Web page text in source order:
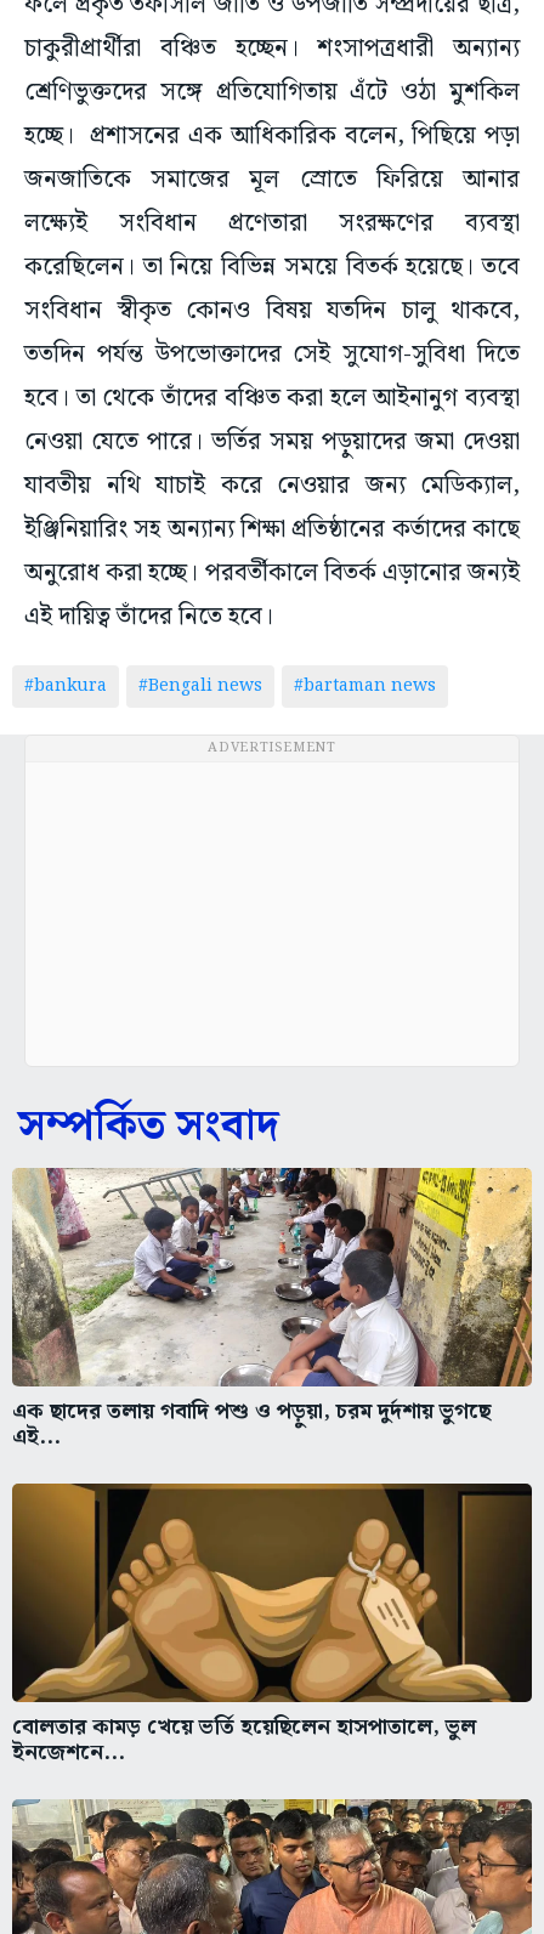
চাকুরীপ্রার্থীরা বঞ্চিত হচ্ছেন। শংসাপত্রধারী অন্যান্য
শ্রেণিভুক্তদের সঙ্গে প্রতিযোগিতায় এঁটে ওঠা মুশকিল
হচ্ছে। প্রশাসনের এক আধিকারিক বলেন, পিছিয়ে পড়া
জনজাতিকে সমাজের মূল স্রোতে ফিরিয়ে আনার
লক্ষ্যেই সংবিধান প্রণেতারা সংরক্ষণের ব্যবস্থা
করেছিলেন। তা নিয়ে বিভিন্ন সময়ে বিতর্ক হয়েছে। তবে
সংবিধান স্বীকৃত কোনও বিষয় যতদিন চালু থাকবে,
ততদিন পর্যন্ত উপভোক্তাদের সেই সুযোগ-সুবিধা দিতে
হবে। তা থেকে তাঁদের বঞ্চিত করা হলে আইনানুগ ব্যবস্থা
নেওয়া যেতে পারে। ভর্তির সময় পড়ুয়াদের জমা দেওয়া
যাবতীয় নথি যাচাই করে নেওয়ার জন্য মেডিক্যাল,
ইঞ্জিনিয়ারিং সহ অন্যান্য শিক্ষা প্রতিষ্ঠানের কর্তাদের কাছে
অনুরোধ করা হচ্ছে। পরবর্তীকালে বিতর্ক এড়ানোর জন্যই
এই দায়িত্ব তাঁদের নিতে হবে।
#bankura #Bengali news #bartaman news
ADVERTISEMENT
সম্পর্কিত সংবাদ
এক ছাদের তলায় গবাদি পশু ও পড়ুয়া, চরম দুর্দশায় ভুগছে
এই...
বোলতার কামড় খেয়ে ভর্তি হয়েছিলেন হাসপাতালে, ভুল
ইনজেশনে...